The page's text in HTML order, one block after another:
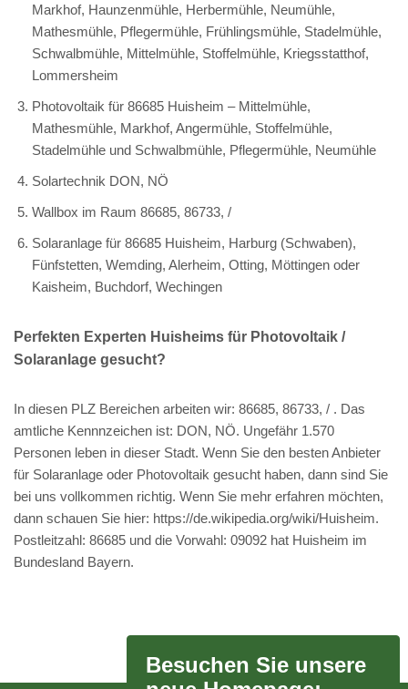
Markhof, Haunzenmühle, Herbermühle, Neumühle,
Mathesmühle, Pflegermühle, Frühlingsmühle, Stadelmühle,
Schwalbmühle, Mittelmühle, Stoffelmühle, Kriegsstatthof,
Lommersheim
Photovoltaik für 86685 Huisheim – Mittelmühle,
Mathesmühle, Markhof, Angermühle, Stoffelmühle,
Stadelmühle und Schwalbmühle, Pflegermühle, Neumühle
Solartechnik DON, NÖ
Wallbox im Raum 86685, 86733, /
Solaranlage für 86685 Huisheim, Harburg (Schwaben),
Fünfstetten, Wemding, Alerheim, Otting, Möttingen oder
Kaisheim, Buchdorf, Wechingen
Perfekten Experten Huisheims für Photovoltaik /
Solaranlage gesucht?
In diesen PLZ Bereichen arbeiten wir: 86685, 86733, / . Das
amtliche Kennnzeichen ist: DON, NÖ. Ungefähr 1.570
Personen leben in dieser Stadt. Wenn Sie den besten Anbieter
für Solaranlage oder Photovoltaik gesucht haben, dann sind Sie
bei uns vollkommen richtig. Wenn Sie mehr erfahren möchten,
dann schauen Sie hier: https://de.wikipedia.org/wiki/Huisheim.
Postleitzahl: 86685 und die Vorwahl: 09092 hat Huisheim im
Bundesland Bayern.
Besuchen Sie unsere